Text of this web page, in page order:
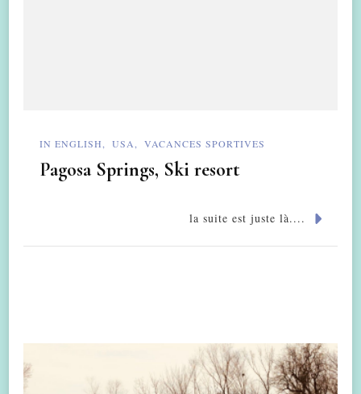
IN ENGLISH USA VACANCES SPORTIVES
Pagosa Springs, Ski resort
la suite est juste là....